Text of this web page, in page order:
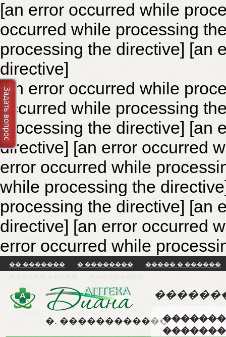
[an error occurred while
occurred while processing
processing the directive] [an
directive]
[an error occurred while
occurred while processing
processing the directive] [an
directive] [an error occurred
error occurred while
while processing the
processing the directive] [an
directive] [an error occurred
error occurred while
�� ������� � ��������
����� � ������
�. ������������